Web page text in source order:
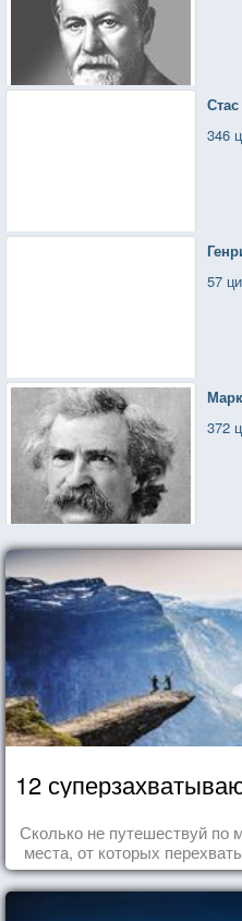
346
57
372
12
Сколько не путешествуй по
места, от которых